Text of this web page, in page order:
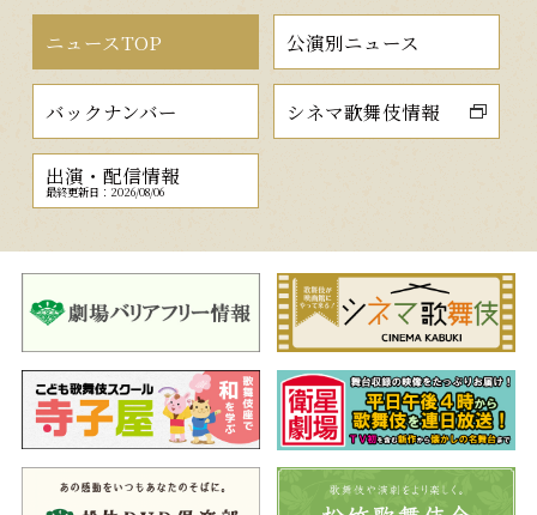
ニュースTOP 公演別ニュース
バックナンバー シネマ歌舞伎情報
出演・配信情報
最終更新日：2026/08/06